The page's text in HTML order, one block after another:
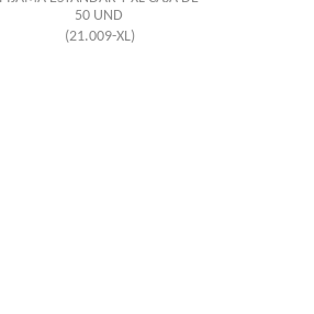
50 UND
(21.009-XL)